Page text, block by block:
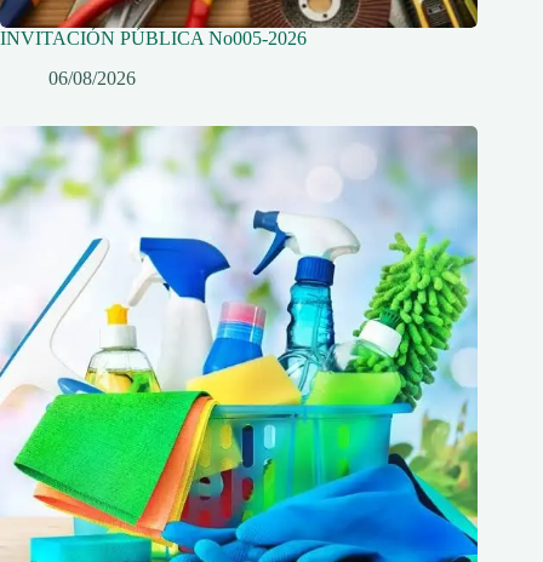
INVITACIÓN PÚBLICA No005-2026
06/08/2026